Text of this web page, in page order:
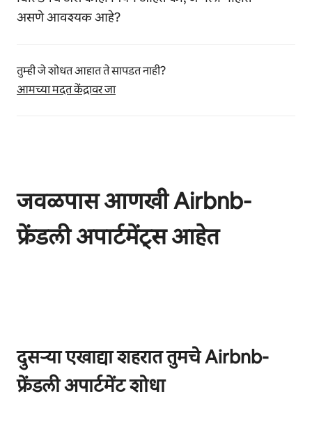
असणे आवश्यक आहे?
तुम्ही जे शोधत आहात ते सापडत नाही?
आमच्या मदत केंद्रावर जा
जवळपास आणखी Airbnb-
फ्रेंडली अपार्टमेंट्स आहेत
दुसऱ्या एखाद्या शहरात तुमचे Airbnb-
फ्रेंडली अपार्टमेंट शोधा